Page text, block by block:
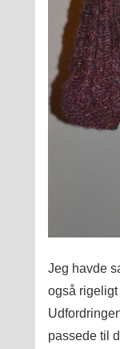
Jeg havde
også
passede til